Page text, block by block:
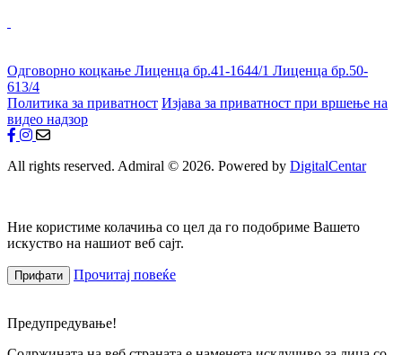
Одговорно коцкање Лиценца бр.41-1644/1 Лиценца бр.50-
613/4
Политика за приватност Изјава за приватност при вршење на
видео надзор
All rights reserved. Admiral © 2026. Powered by DigitalCentar
Ние користиме колачиња со цел да го подобриме Вашето
искуство на нашиот веб сајт.
Прифати Прочитај повеќе
Предупредување!